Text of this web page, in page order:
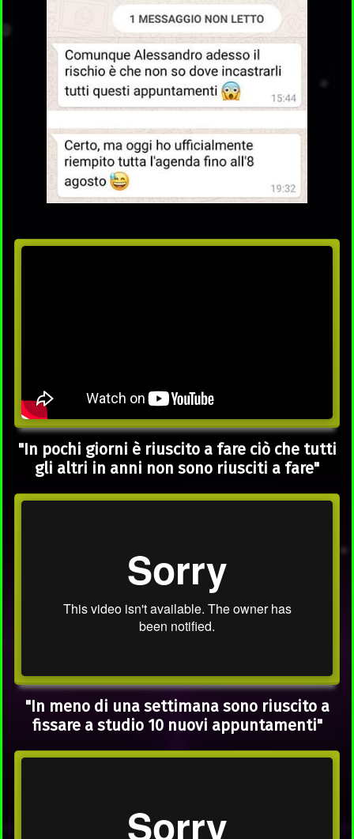
"In pochi giorni è riuscito a fare ciò che tutti
gli altri in anni non sono riusciti a fare"
"In meno di una settimana sono riuscito a
fissare a studio 10 nuovi appuntamenti"